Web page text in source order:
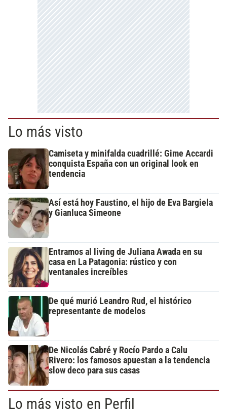
Lo más visto
Camiseta y minifalda cuadrillé: Gime Accardi
conquista España con un original look en
tendencia
Así está hoy Faustino, el hijo de Eva Bargiela
y Gianluca Simeone
Entramos al living de Juliana Awada en su
casa en La Patagonia: rústico y con
ventanales increíbles
De qué murió Leandro Rud, el histórico
representante de modelos
De Nicolás Cabré y Rocío Pardo a Calu
Rivero: los famosos apuestan a la tendencia
slow deco para sus casas
Lo más visto en Perfil